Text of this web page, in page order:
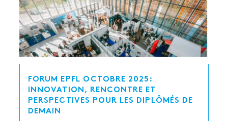
FORUM EPFL OCTOBRE 2025:
INNOVATION, RENCONTRE ET
PERSPECTIVES POUR LES DIPLÔMÉS DE
DEMAIN